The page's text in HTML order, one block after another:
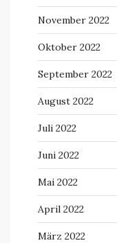
November 2022
Oktober 2022
September 2022
August 2022
Juli 2022
Juni 2022
Mai 2022
April 2022
März 2022